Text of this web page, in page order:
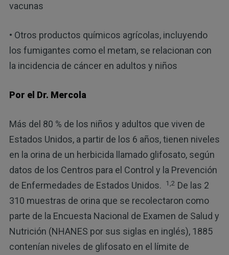
vacunas
• Otros productos químicos agrícolas, incluyendo
los fumigantes como el metam, se relacionan con
la incidencia de cáncer en adultos y niños
Por el Dr. Mercola
Más del 80 % de los niños y adultos que viven de
Estados Unidos, a partir de los 6 años, tienen niveles
en la orina de un herbicida llamado glifosato, según
datos de los Centros para el Control y la Prevención
de Enfermedades de Estados Unidos.
1,2 De las 2
310 muestras de orina que se recolectaron como
parte de la Encuesta Nacional de Examen de Salud y
Nutrición (NHANES por sus siglas en inglés), 1885
contenían niveles de glifosato en el límite de